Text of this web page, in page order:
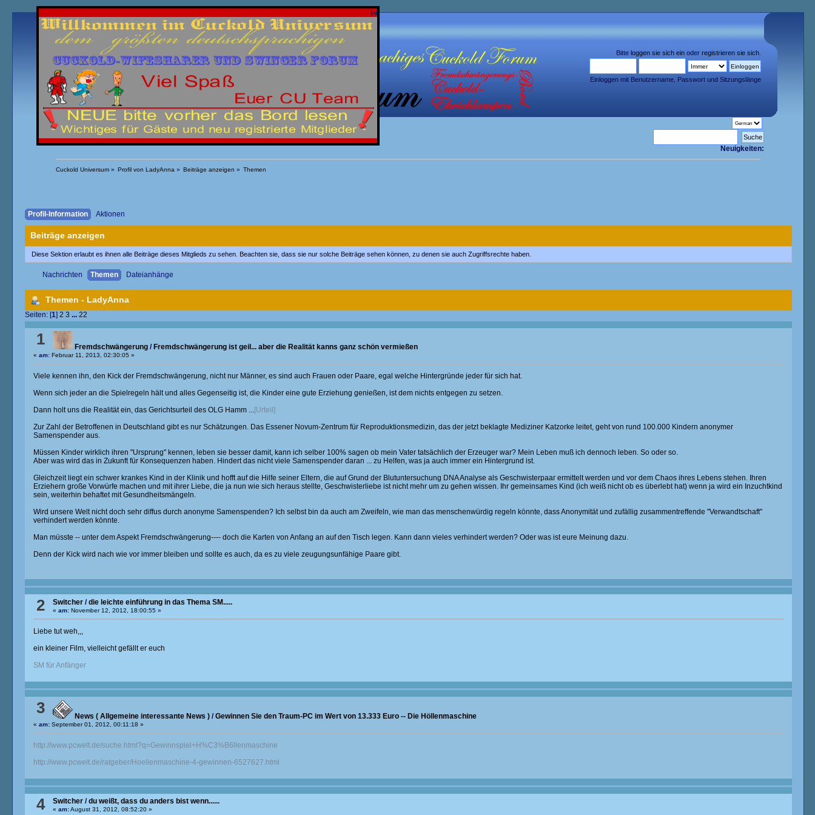
[x]
Übersicht Kalender Einloggen Registrieren
Bitte loggen sie sich einoder registrieren sie sich.
Einloggen mit Benutzername, Passwort und Sitzungslänge
Neuigkeiten:
Cuckold Universum » Profil von LadyAnna » Beiträge anzeigen » Themen
Profil-Information Aktionen
Beiträge anzeigen
Diese Sektion erlaubt es ihnen alle Beiträge dieses Mitglieds zu sehen. Beachten sie, dass sie nur solche Beiträge sehen können, zu denen sie auch Zugriffsrechte haben.
Nachrichten Themen Dateianhänge
Themen - LadyAnna
Seiten: [1] 2 3 ... 22
1 Fremdschwängerung/ Fremdschwängerung ist geil... aber die Realität kanns ganz schön vermießen
« am:Februar 11, 2013, 02:30:05 »
Viele kennen ihn, den Kick der Fremdschwängerung, nicht nur Männer, es sind auch Frauen oder Paare, egal welche Hintergründe jeder für sich hat.
Wenn sich jeder an die Spielregeln hält und alles Gegenseitig ist, die Kinder eine gute Erziehung genießen, ist dem nichts entgegen zu setzen.
Dann holt uns die Realität ein, das Gerichtsurteil des OLG Hamm ... [Urteil]
Zur Zahl der Betroffenen in Deutschland gibt es nur Schätzungen. Das Essener Novum-Zentrum für Reproduktionsmedizin, das der jetzt beklagte Mediziner Katzorke leitet, geht von rund 100.000 Kindern anonymer
Samenspender aus.
Müssen Kinder wirklich ihren "Ursprung" kennen, leben sie besser damit, kann ich selber 100% sagen ob mein Vater tatsächlich der Erzeuger war? Mein Leben muß ich dennoch leben. So oder so.
Aber was wird das in Zukunft für Konsequenzen haben. Hindert das nicht viele Samenspender daran ... zu Helfen, was ja auch immer ein Hintergrund ist.
Gleichzeit liegt ein schwer krankes Kind in der Klinik und hofft auf die Hilfe seiner Eltern, die auf Grund der Blutuntersuchung DNA Analyse als Geschwisterpaar ermittelt werden und vor dem Chaos ihres Lebens stehen. Ihren
Erziehern große Vorwürfe machen und mit ihrer Liebe, die ja nun wie sich heraus stellte, Geschwisterliebe ist nicht mehr um zu gehen wissen. Ihr gemeinsames Kind (ich weiß nicht ob es überlebt hat) wenn ja wird ein Inzuchtkind
sein, weiterhin behaftet mit Gesundheitsmängeln.
Wird unsere Welt nicht doch sehr diffus durch anonyme Samenspenden? Ich selbst bin da auch am Zweifeln, wie man das menschenwürdig regeln könnte, dass Anonymität und zufällig zusammentreffende "Verwandtschaft"
verhindert werden könnte.
Man müsste -- unter dem Aspekt Fremdschwängerung---- doch die Karten von Anfang an auf den Tisch legen. Kann dann vieles verhindert werden? Oder was ist eure Meinung dazu.
Denn der Kick wird nach wie vor immer bleiben und sollte es auch, da es zu viele zeugungsunfähige Paare gibt.
2 Switcher/die leichte einführung in das Thema SM.....
« am:November 12, 2012, 18:00:55 »
Liebe tut weh,,,
ein kleiner Film, vielleicht gefällt er euch
SM für Anfänger
3 News ( Allgemeine interessante News )/ Gewinnen Sie den Traum-PC im Wert von 13.333 Euro -- Die Höllenmaschine
« am:September 01, 2012, 00:11:18 »
http://www.pcwelt.de/suche.html?q=Gewinnspiel+H%C3%B6llenmaschine
http://www.pcwelt.de/ratgeber/Hoellenmaschine-4-gewinnen-6527627.html
4 Switcher/du weißt, dass du anders bist wenn......
« am:August 31, 2012, 08:52:20 »